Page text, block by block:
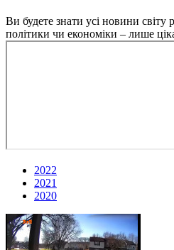
Ви будете знати усі новини
політики чи економіки – лише
2022
2021
2020